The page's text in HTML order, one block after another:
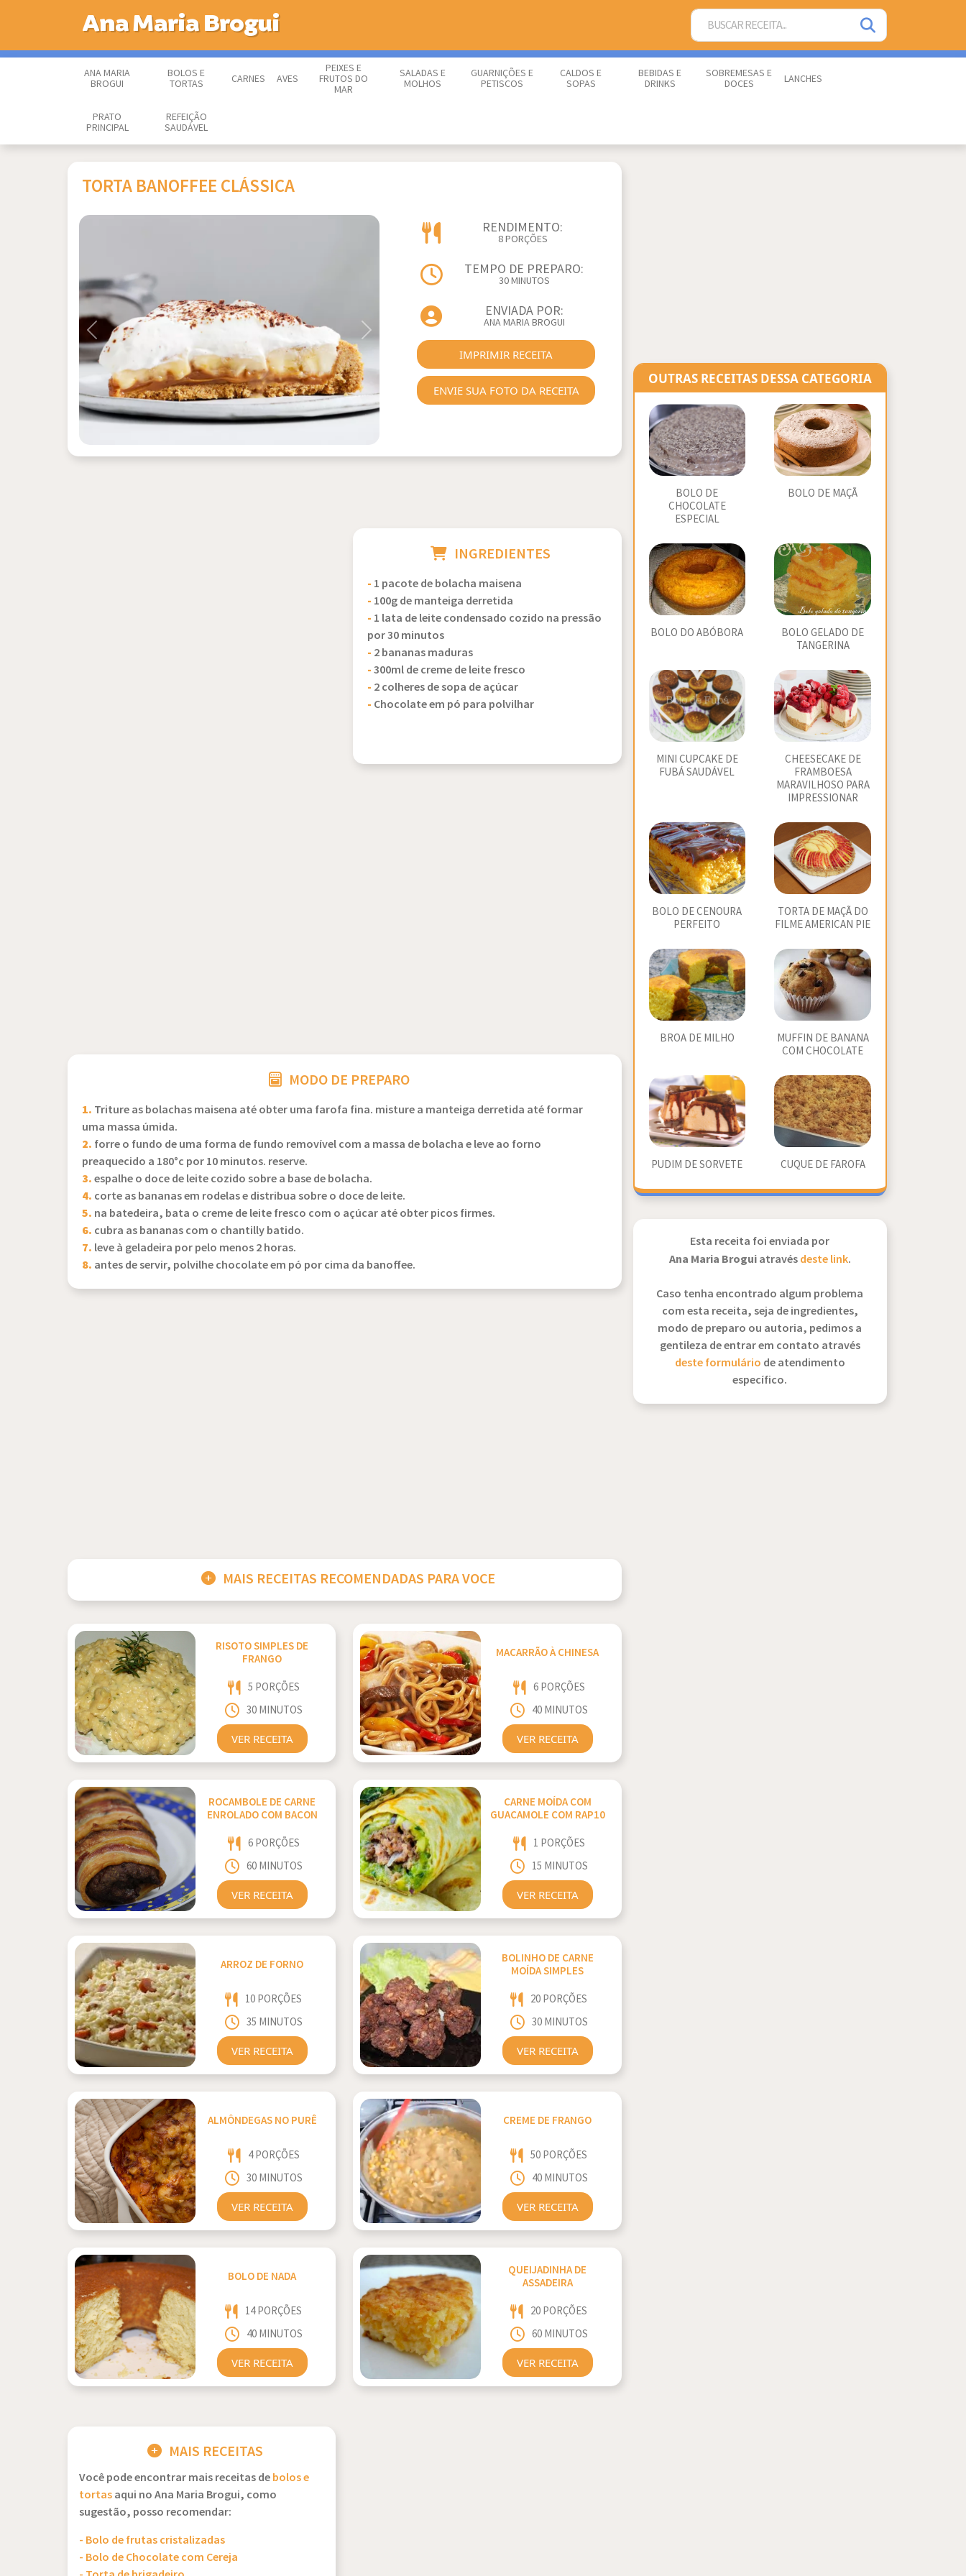
Ana Maria Brogui
ANA MARIA
BROGUI
BOLOS E
TORTAS
CARNES AVES
PEIXES E
FRUTOS DO
MAR
SALADAS E
MOLHOS
GUARNIÇÕES E
PETISCOS
CALDOS E
SOPAS
BEBIDAS E
DRINKS
SOBREMESAS E
DOCES
LANCHES
PRATO
PRINCIPAL
REFEIÇÃO
SAUDÁVEL
TORTA BANOFFEE CLÁSSICA
Previous Next
RENDIMENTO:
8 PORÇÕES
TEMPO DE PREPARO:
30 MINUTOS
ENVIADA POR:
ANA MARIA BROGUI
IMPRIMIR RECEITA
ENVIE SUA FOTO DA RECEITA
INGREDIENTES
- 1 pacote de bolacha maisena
- 100g de manteiga derretida
- 1 lata de leite condensado cozido na pressão
por 30 minutos
- 2 bananas maduras
-300ml de creme de leite fresco
- 2 colheres de sopa de açúcar
- Chocolate em pó para polvilhar
MODO DE PREPARO
1. Triture as bolachas maisena até obter uma farofa fina. misture a manteiga derretida até formar
uma massa úmida.
2. forre o fundo de uma forma de fundo removível com a massa de bolacha e leve ao forno
preaquecido a 180°c por 10 minutos. reserve.
3.espalhe o doce de leite cozido sobre a base de bolacha.
4. corte as bananas em rodelas e distribua sobre o doce de leite.
5. na batedeira, bata o creme de leite fresco com o açúcar até obter picos firmes.
6. cubra as bananas com o chantilly batido.
7. leve à geladeira por pelo menos 2 horas.
8. antes de servir, polvilhe chocolate em pó por cima da banoffee.
MAIS RECEITAS RECOMENDADAS PARA VOCE
RISOTO SIMPLES DE
FRANGO
5 PORÇÕES
30 MINUTOS
VER RECEITA
MACARRÃO À CHINESA
6 PORÇÕES
40 MINUTOS
VER RECEITA
ROCAMBOLE DE CARNE
ENROLADO COM BACON
6 PORÇÕES
60 MINUTOS
VER RECEITA
CARNE MOÍDA COM
GUACAMOLE COM RAP10
1 PORÇÕES
15 MINUTOS
VER RECEITA
ARROZ DE FORNO
10 PORÇÕES
35 MINUTOS
VER RECEITA
BOLINHO DE CARNE
MOÍDA SIMPLES
20 PORÇÕES
30 MINUTOS
VER RECEITA
ALMÔNDEGAS NO PURÊ
4 PORÇÕES
30 MINUTOS
VER RECEITA
CREME DE FRANGO
50 PORÇÕES
40 MINUTOS
VER RECEITA
BOLO DE NADA
14 PORÇÕES
40 MINUTOS
VER RECEITA
QUEIJADINHA DE
ASSADEIRA
20 PORÇÕES
60 MINUTOS
VER RECEITA
MAIS RECEITAS
Você pode encontrar mais receitas debolos e
tortasaqui no Ana Maria Brogui, como
sugestão, posso recomendar:
- Bolo de frutas cristalizadas
- Bolo de Chocolate com Cereja
OUTRAS RECEITAS DESSA CATEGORIA
BOLO DE
CHOCOLATE
ESPECIAL
BOLO DE MAÇÃ
BOLO DO ABÓBORA
BOLO GELADO DE
TANGERINA
MINI CUPCAKE DE
FUBÁ SAUDÁVEL
CHEESECAKE DE
FRAMBOESA
MARAVILHOSO PARA
IMPRESSIONAR
BOLO DE CENOURA
PERFEITO
TORTA DE MAÇÃ DO
FILME AMERICAN PIE
BROA DE MILHO
MUFFIN DE BANANA
COM CHOCOLATE
PUDIM DE SORVETE CUQUE DE FAROFA
Esta receita foi enviada por
Ana Maria Broguiatravésdeste link.
Caso tenha encontrado algum problema
com esta receita, seja de ingredientes,
modo de preparo ou autoria, pedimos a
gentileza de entrar em contato através
deste formulário de atendimento
específico.